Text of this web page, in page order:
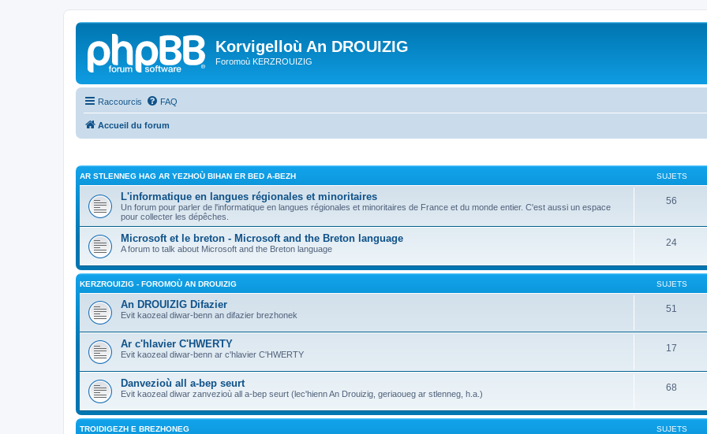
Korvigelloù An DROUIZIG
Foromoù KERZROUIZIG
Raccourcis FAQ
Accueil du forum
AR STLENNEG HAG AR YEZHOÙ BIHAN ER BED A-BEZH SUJETS
L'informatique en langues régionales et minoritaires
Un forum pour parler de l'informatique en langues régionales et minoritaires de France et du monde entier. C'est aussi un espace
pour collecter les dépêches.
56
Microsoft et le breton - Microsoft and the Breton language
A forum to talk about Microsoft and the Breton language
24
KERZROUIZIG - FOROMOÙ AN DROUIZIG SUJETS
An DROUIZIG Difazier
Evit kaozeal diwar-benn an difazier brezhonek
51
Ar c'hlavier C'HWERTY
Evit kaozeal diwar-benn ar c'hlavier C'HWERTY
17
Danvezioù all a-bep seurt
Evit kaozeal diwar zanvezioù all a-bep seurt (lec'hienn An Drouizig, geriaoueg ar stlenneg, h.a.)
68
TROIDIGEZH E BREZHONEG SUJETS